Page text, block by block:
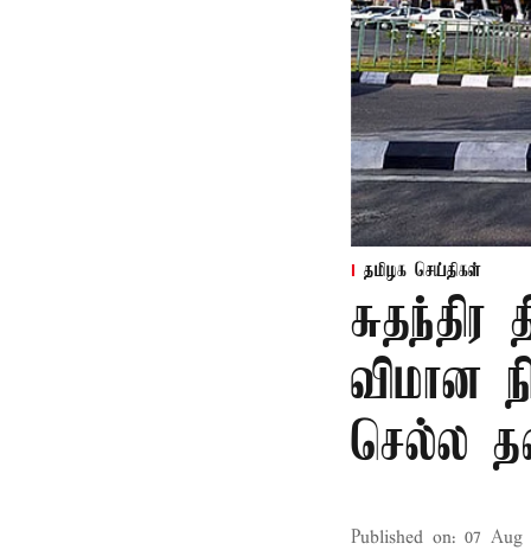
தமிழக செய்திகள்
விமான
செல்ல
Published on: 07 Aug